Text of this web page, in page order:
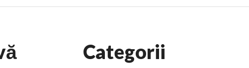
Categorii